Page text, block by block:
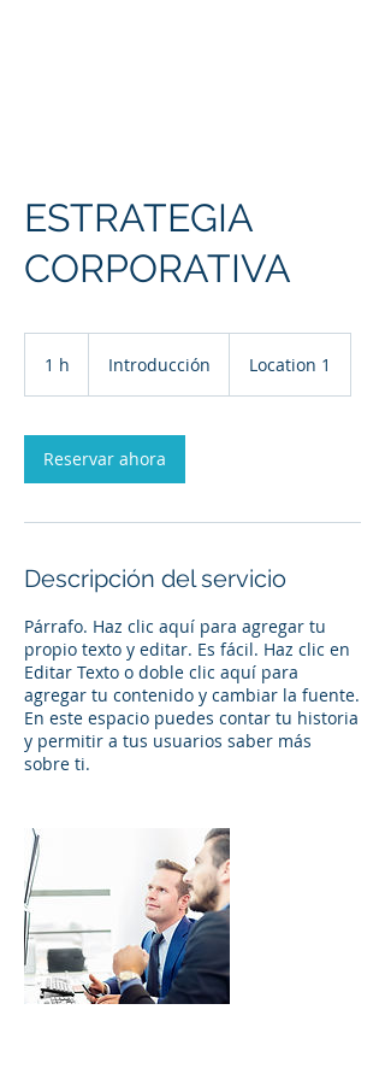
ESTRATEGIA
CORPORATIVA
1 h Introducción Location 1
Reservar ahora
Descripción del servicio
Párrafo. Haz clic aquí para agregar tu
propio texto y editar. Es fácil. Haz clic en
Editar Texto o doble clic aquí para
agregar tu contenido y cambiar la fuente.
En este espacio puedes contar tu historia
y permitir a tus usuarios saber más
sobre ti.